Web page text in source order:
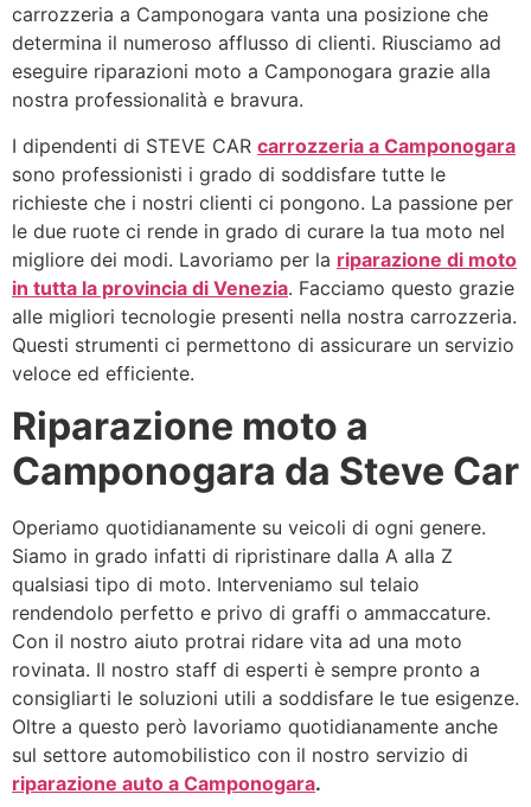
carrozzeria a Camponogara vanta una posizione che
determina il numeroso afflusso di clienti. Riusciamo ad
eseguire riparazioni moto a Camponogara grazie alla
nostra professionalità e bravura.
I dipendenti di STEVE CAR carrozzeria a Camponogara
sono professionisti i grado di soddisfare tutte le
richieste che i nostri clienti ci pongono. La passione per
le due ruote ci rende in grado di curare la tua moto nel
migliore dei modi. Lavoriamo per la riparazione di moto
in tutta la provincia di Venezia. Facciamo questo grazie
alle migliori tecnologie presenti nella nostra carrozzeria.
Questi strumenti ci permettono di assicurare un servizio
veloce ed efficiente.
Riparazione moto a
Camponogara da Steve Car
Operiamo quotidianamente su veicoli di ogni genere.
Siamo in grado infatti di ripristinare dalla A alla Z
qualsiasi tipo di moto. Interveniamo sul telaio
rendendolo perfetto e privo di graffi o ammaccature.
Con il nostro aiuto protrai ridare vita ad una moto
rovinata. Il nostro staff di esperti è sempre pronto a
consigliarti le soluzioni utili a soddisfare le tue esigenze.
Oltre a questo però lavoriamo quotidianamente anche
sul settore automobilistico con il nostro servizio di
riparazione auto a Camponogara.